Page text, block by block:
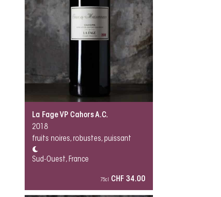
La Fage VP Cahors A.C.
2018
fruits noires, robustes, puissant
Sud-Ouest, France
75cl CHF 34.00